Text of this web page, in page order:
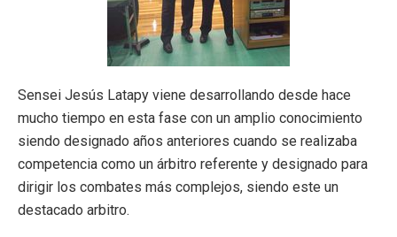
Sensei Jesús Latapy viene desarrollando desde hace
mucho tiempo en esta fase con un amplio conocimiento
siendo designado años anteriores cuando se realizaba
competencia como un árbitro referente y designado para
dirigir los combates más complejos, siendo este un
destacado arbitro.